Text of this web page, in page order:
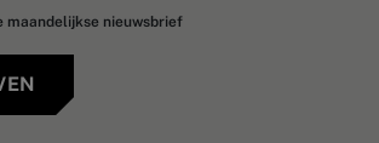
maandelijkse nieuwsbrief